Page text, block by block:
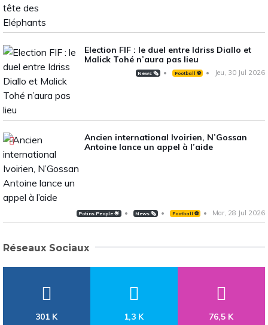
Election FIF : le duel entre Idriss Diallo et
Malick Tohé n’aura pas lieu
News 🗞️ Football ⚽️ Jeu, 30 Jul 2026
Ancien international Ivoirien, N’Gossan
Antoine lance un appel à l’aide
Potins People 🌟 News 🗞️ Football ⚽️ Mar, 28 Jul 2026
Réseaux Sociaux
301 K
1,3 K
76,5 K